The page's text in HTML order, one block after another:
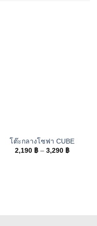
โต๊ะกลางโซฟา CUBE
2,190 ฿ – 3,290 ฿Price